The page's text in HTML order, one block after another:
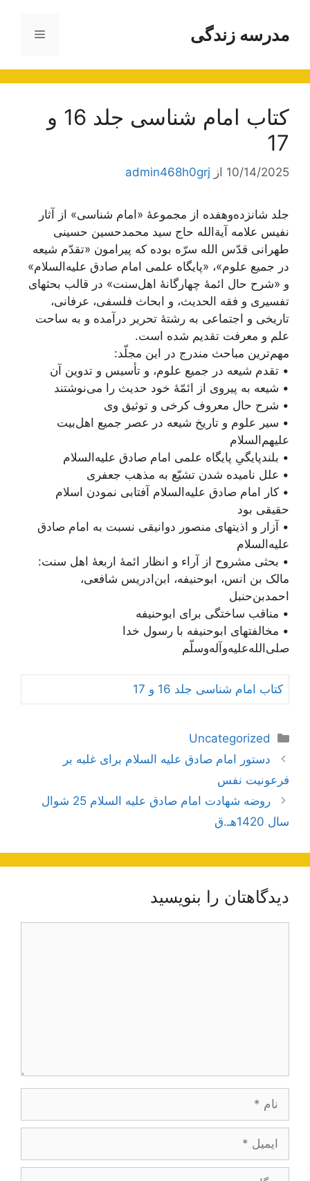
محتوامدرسه زندگی فهرست
کتاب امام شناسی جلد 16 و
17
10/14/2025 از admin468h0grj
جلد شانزده‌و‌هفده از مجموعۀ «امام شناسی» از آثار
نفیس علامه آیة‌الله حاج سید محمد‌حسین حسینی
طهرانی قدّس الله سرّه بوده که پیرامون «تقدّم شیعه
در جمیع علوم»، «پایگاه علمی امام صادق علیه‌السلام»
و «شرح حال ائمۀ چهارگانۀ اهل‌سنت» در قالب بحثهای
تفسیری و فقه الحدیث، و ابحاث فلسفی، عرفانی،
تاریخی و اجتماعی به رشتۀ تحریر درآمده و به ساحت
علم و معرفت تقدیم شده است.
مهم‌ترین مباحث مندرج در این مجلّد:
• تقدم شیعه در جمیع علوم، و تأسیس و تدوین آن
• شيعه به پيروى از ائمّۀ خود حديث را می‌نوشتند
• شرح حال معروف کرخی و توثیق وی
• سیر علوم و تاریخ شیعه در عصر جمیع اهل‌بیت
علیهم‌السلام
• بلند‌پایگیِ پایگاه علمی امام صادق علیه‌السلام
• علل نامیده شدن تشیّع به مذهب جعفری
• کار امام صادق علیه‌السلام آفتابی نمودن اسلام
حقیقی بود
• آزار و اذیتهای منصور دوانیقی نسبت به امام صادق
علیه‌السلام
• بحثی مشروح از آراء و انظار ائمۀ اربعۀ اهل سنت:
مالک بن انس، ابوحنیفه، ابن‌ادریس شافعی،
احمد‌بن‌حنبل
• مناقب ساختگی برای ابوحنیفه
• مخالفتهای ابوحنیفه با رسول خدا
‌صلی‌الله‌علیه‌و‌آله‌و‌سلّم
کتاب امام شناسی جلد 16 و 17
دسته‌ها
Uncategorized
ناوبری
نوشته‌ها
دستور امام صادق علیه السلام برای غلبه بر
فرعونیت نفس
روضه شهادت امام صادق علیه السلام 25 شوال
سال 1420هـ.ق
دیدگاهتان را بنویسید
ایمیل
وبگاه